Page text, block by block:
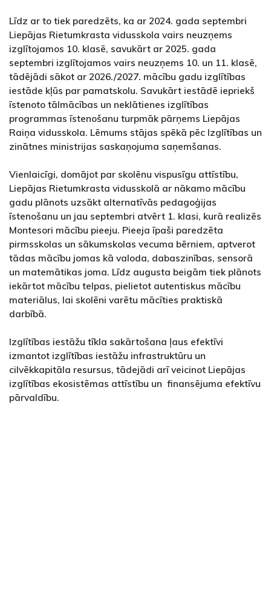
Līdz ar to tiek paredzēts, ka ar 2024. gada septembri
Liepājas Rietumkrasta vidusskola vairs neuzņems
izglītojamos 10. klasē, savukārt ar 2025. gada
septembri izglītojamos vairs neuzņems 10. un 11. klasē,
tādējādi sākot ar 2026./2027. mācību gadu izglītības
iestāde kļūs par pamatskolu. Savukārt iestādē iepriekš
īstenoto tālmācības un neklātienes izglītības
programmas īstenošanu turpmāk pārņems Liepājas
Raiņa vidusskola. Lēmums stājas spēkā pēc Izglītības un
zinātnes ministrijas saskaņojuma saņemšanas.
Vienlaicīgi, domājot par skolēnu vispusīgu attīstību,
Liepājas Rietumkrasta vidusskolā ar nākamo mācību
gadu plānots uzsākt alternatīvās pedagoģijas
īstenošanu un jau septembri atvērt 1. klasi, kurā realizēs
Montesori mācību pieeju. Pieeja īpaši paredzēta
pirmsskolas un sākumskolas vecuma bērniem, aptverot
tādas mācību jomas kā valoda, dabaszinības, sensorā
un matemātikas joma. Līdz augusta beigām tiek plānots
iekārtot mācību telpas, pielietot autentiskus mācību
materiālus, lai skolēni varētu mācīties praktiskā
darbībā.
Izglītības iestāžu tīkla sakārtošana ļaus efektīvi
izmantot izglītības iestāžu infrastruktūru un
cilvēkkapitāla resursus, tādejādi arī veicinot Liepājas
izglītības ekosistēmas attīstību un finansējuma efektīvu
pārvaldību.